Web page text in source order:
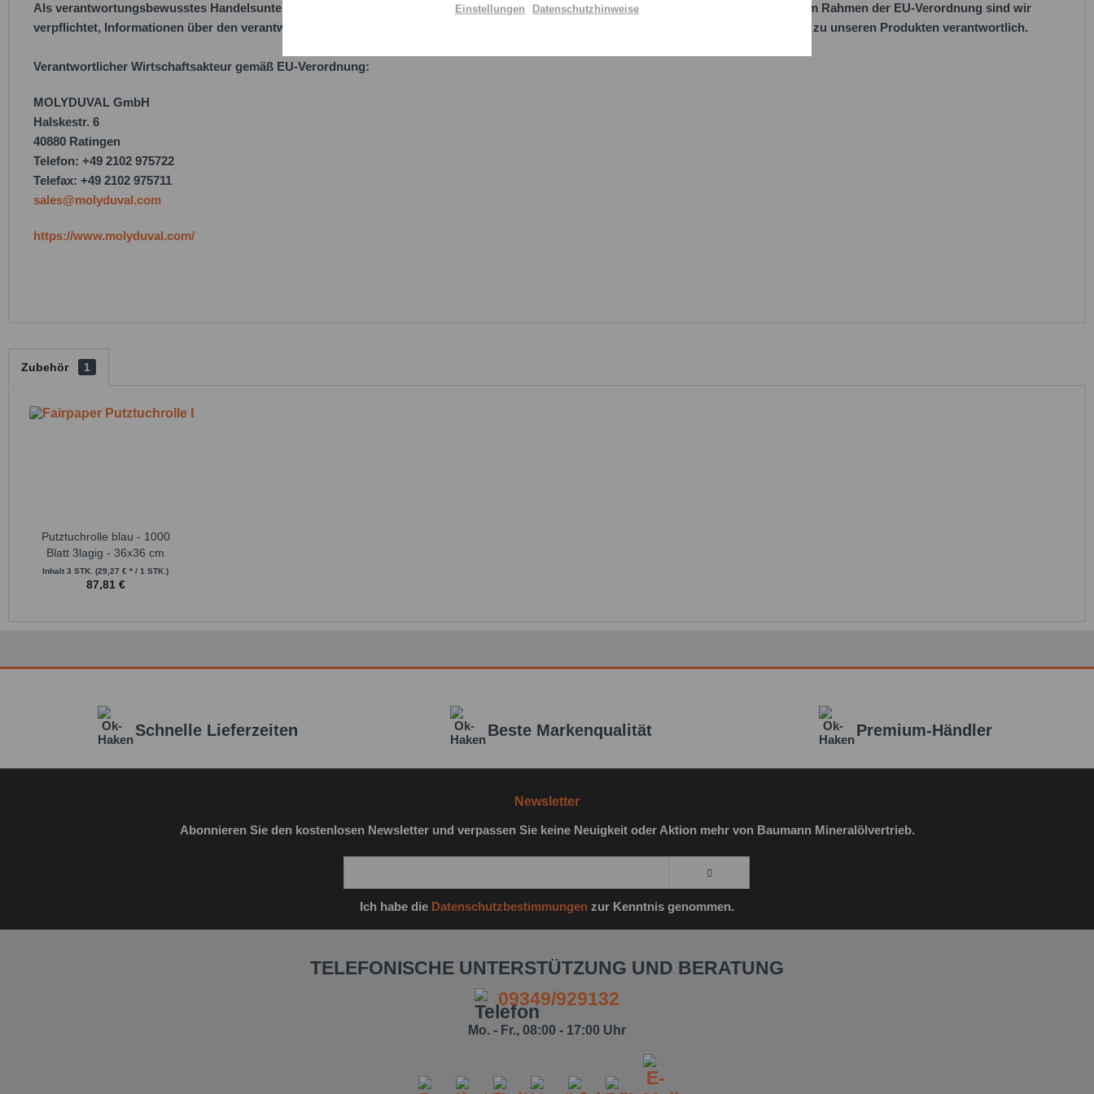
Als verantwortungsbewusstes Handelsunternehmen legen wir großen Wert auf Transparenz und die Einhaltung gesetzlicher Vorgaben. Im Rahmen der EU-Verordnung sind wir
verpflichtet, Informationen über den verantwortlichen Wirtschaftsakteur bereitzustellen. Dieser ist für die Einhaltung der EU-Vorschriften zu unseren Produkten verantwortlich.
Verantwortlicher Wirtschaftsakteur gemäß EU-Verordnung:
MOLYDUVAL GmbH
Halskestr. 6
40880 Ratingen
Telefon: +49 2102 975722
Telefax: +49 2102 975711
sales@molyduval.com
https://www.molyduval.com/
Zubehör 1
Putztuchrolle blau - 1000
Blatt 3lagig - 36x36 cm
Inhalt 3 STK. (29,27 € * / 1 STK.)
87,81 €
Schnelle Lieferzeiten Beste Markenqualität Premium-Händler
Newsletter
Abonnieren Sie den kostenlosen Newsletter und verpassen Sie keine Neuigkeit oder Aktion mehr von Baumann Mineralölvertrieb.
Ich habe die Datenschutzbestimmungen zur Kenntnis genommen.
TELEFONISCHE UNTERSTÜTZUNG UND BERATUNG
09349/929132
Mo. - Fr., 08:00 - 17:00 Uhr
Einstellungen Datenschutzhinweise